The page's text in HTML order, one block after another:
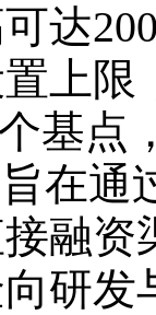
达
上
个基
在通
融资
研发